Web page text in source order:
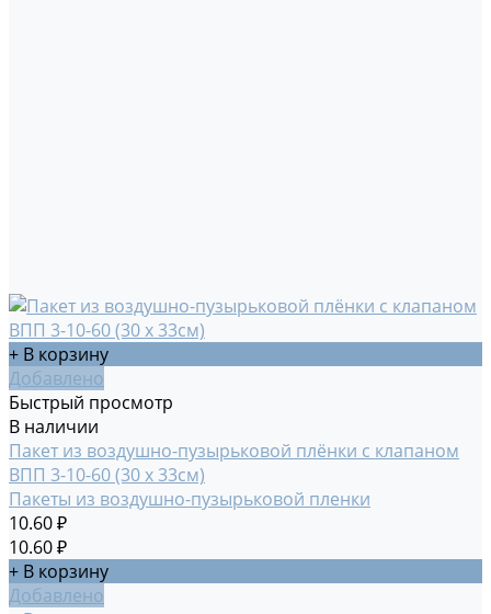
+ В корзину
Добавлено
Быстрый просмотр
В наличии
Пакет из воздушно-пузырьковой плёнки с клапаном
ВПП 3-10-60 (30 х 33см)
Пакеты из воздушно-пузырьковой пленки
10.60 ₽
10.60 ₽
+ В корзину
Добавлено